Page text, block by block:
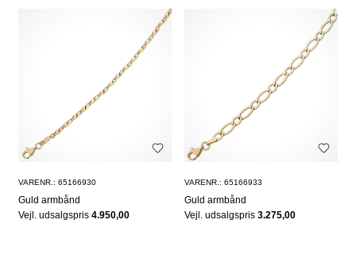
VARENR.: 65166930
Guld armbånd
Vejl. udsalgspris 4.950,00
VARENR.: 65166933
Guld armbånd
Vejl. udsalgspris3.275,00